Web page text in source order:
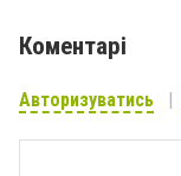
Коментарі
Авторизуватись